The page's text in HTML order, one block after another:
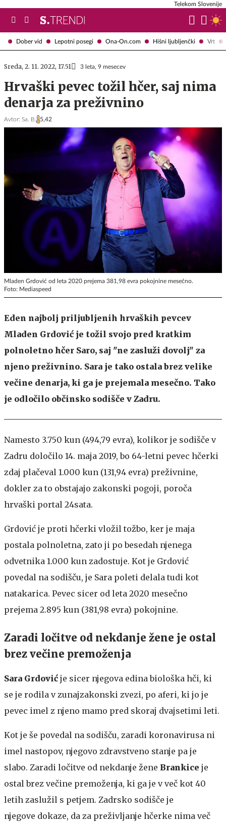
Dober vid Lepotni posegi Ona-On.com Hišni ljubljenčki Vrt
Telekom Slovenije
Sreda, 2. 11. 2022, 17.51 3 leta, 9 mesecev
Hrvaški pevec tožil hčer, saj nima
denarja za preživnino
Avtor: Sa. B. 5,42
Mladen Grdović od leta 2020 prejema 381,98 evra pokojnine mesečno.
Foto: Mediaspeed
Eden najbolj priljubljenih hrvaških pevcev
Mladen Grdović je tožil svojo pred kratkim
polnoletno hčer Saro, saj "ne zasluži dovolj" za
njeno preživnino. Sara je tako ostala brez velike
večine denarja, ki ga je prejemala mesečno. Tako
je odločilo občinsko sodišče v Zadru.
Namesto 3.750 kun (494,79 evra), kolikor je sodišče v
Zadru določilo 14. maja 2019, bo 64-letni pevec hčerki
zdaj plačeval 1.000 kun (131,94 evra) preživnine,
dokler za to obstajajo zakonski pogoji, poroča
hrvaški portal 24sata.
Grdović je proti hčerki vložil tožbo, ker je maja
postala polnoletna, zato ji po besedah njenega
odvetnika 1.000 kun zadostuje. Kot je Grdović
povedal na sodišču, je Sara poleti delala tudi kot
natakarica. Pevec sicer od leta 2020 mesečno
prejema 2.895 kun (381,98 evra) pokojnine.
Zaradi ločitve od nekdanje žene je ostal
brez večine premoženja
Sara Grdović je sicer njegova edina biološka hči, ki
se je rodila v zunajzakonski zvezi, po aferi, ki jo je
pevec imel z njeno mamo pred skoraj dvajsetimi leti.
Kot je še povedal na sodišču, zaradi koronavirusa ni
imel nastopov, njegovo zdravstveno stanje pa je
slabo. Zaradi ločitve od nekdanje žene Brankice je
ostal brez večine premoženja, ki ga je v več kot 40
letih zaslužil s petjem. Zadrsko sodišče je
njegove dokaze, da za preživljanje hčerke nima več